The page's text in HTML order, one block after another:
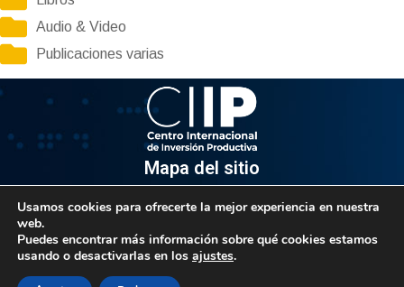
Audio & Video
Publicaciones varias
Mapa del sitio
Av. Venezuela, Edif. Epsilon Piso 3, Oficina 3-2, Sector el
Rosal, Chacao.
Caracas, Código Postal 1064
Usamos cookies para ofrecerte la mejor experiencia en nuestra
web.
Puedes encontrar más información sobre qué cookies estamos
usando o desactivarlas en los ajustes.